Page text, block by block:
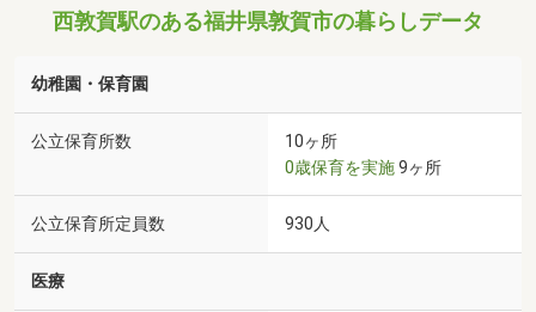
西敦賀駅のある福井県敦賀市の暮らしデータ
幼稚園・保育園
公立保育所数
10ヶ所
0歳保育を実施9ヶ所
公立保育所定員数 930人
医療